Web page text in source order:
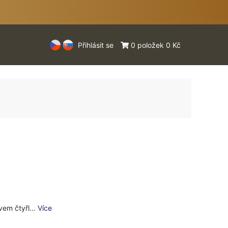
Přihlásit se 0 položek 0 Kč
čtyřl… Více